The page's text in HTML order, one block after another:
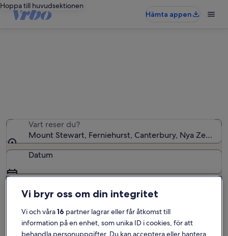
Hoppa till huvudsektionen
Hämta appen
Vart reser du?
Mount Stewart, Ferniehurst, Canterbury, Nya Zeeland
Datum
2 gäster
Sök
Vi bryr oss om din integritet
Vi och våra16 partner lagrar eller får åtkomst till
information på en enhet, som unika ID i cookies, för att
behandla personuppgifter. Du kan acceptera eller hantera